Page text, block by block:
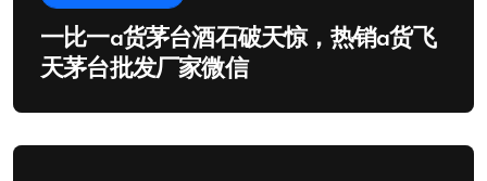
一比一a货茅台酒石破天惊，热销a货飞
天茅台批发厂家微信